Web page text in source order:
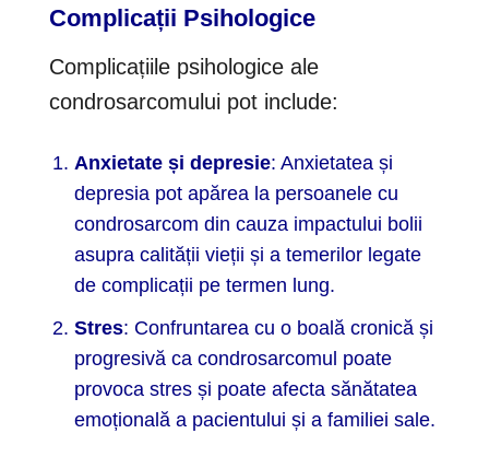
Complicații Psihologice
Complicațiile psihologice ale
condrosarcomului pot include:
Anxietate și depresie: Anxietatea și
depresia pot apărea la persoanele cu
condrosarcom din cauza impactului bolii
asupra calității vieții și a temerilor legate
de complicații pe termen lung.
Stres: Confruntarea cu o boală cronică și
progresivă ca condrosarcomul poate
provoca stres și poate afecta sănătatea
emoțională a pacientului și a familiei sale.